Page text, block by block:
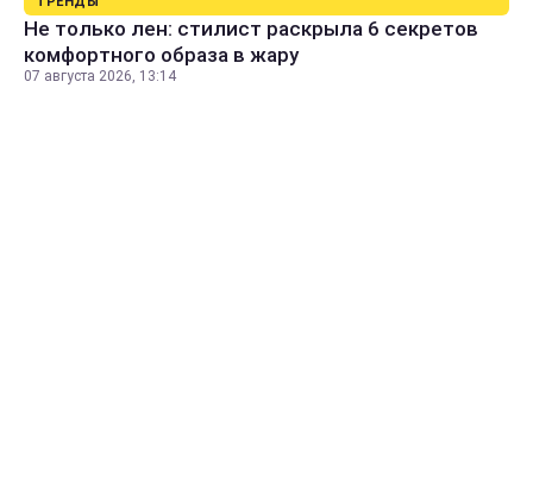
Не только лен: стилист раскрыла 6 секретов
комфортного образа в жару
07 августа 2026, 13:14